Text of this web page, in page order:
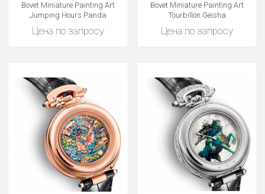
Bovet Miniature Painting Art
Jumping Hours Panda
Цена по запросу
Bovet Miniature Painting Art
Tourbillon Geisha
Цена по запросу